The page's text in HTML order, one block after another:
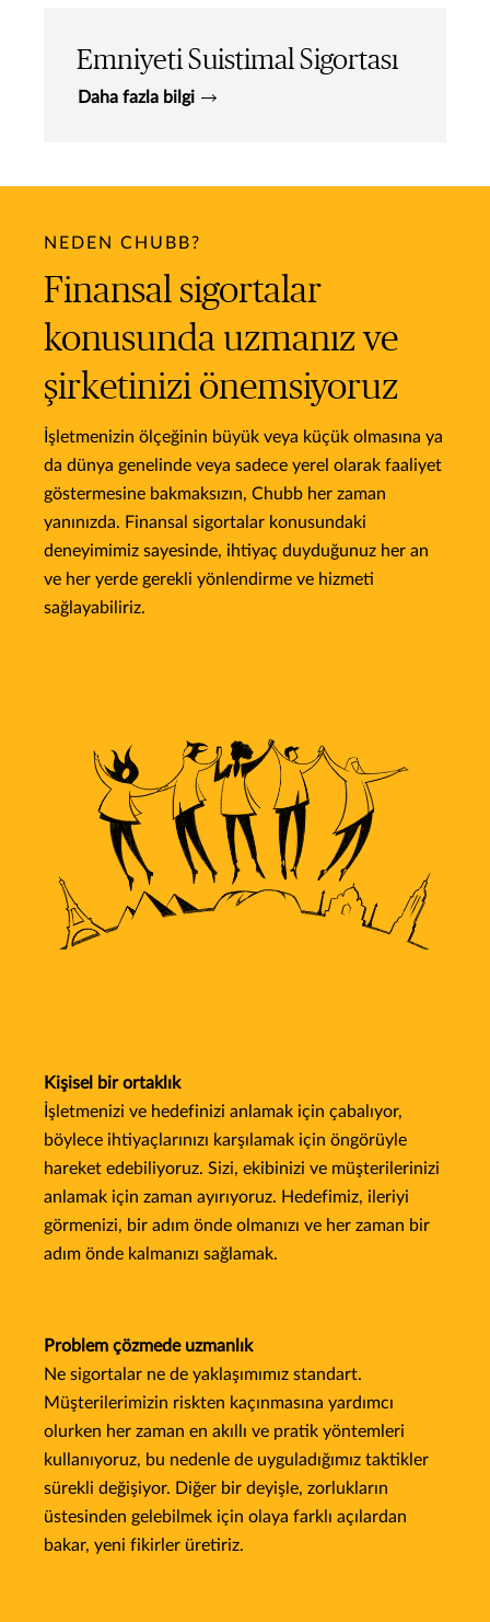
Emniyeti Suistimal Sigortası
Daha fazla bilgi
NEDEN CHUBB?
Finansal sigortalar
konusunda uzmanız ve
şirketinizi önemsiyoruz
İşletmenizin ölçeğinin büyük veya küçük olmasına ya
da dünya genelinde veya sadece yerel olarak faaliyet
göstermesine bakmaksızın, Chubb her zaman
yanınızda. Finansal sigortalar konusundaki
deneyimimiz sayesinde, ihtiyaç duyduğunuz her an
ve her yerde gerekli yönlendirme ve hizmeti
sağlayabiliriz.
Kişisel bir ortaklık
İşletmenizi ve hedefinizi anlamak için çabalıyor,
böylece ihtiyaçlarınızı karşılamak için öngörüyle
hareket edebiliyoruz. Sizi, ekibinizi ve müşterilerinizi
anlamak için zaman ayırıyoruz. Hedefimiz, ileriyi
görmenizi, bir adım önde olmanızı ve her zaman bir
adım önde kalmanızı sağlamak.
Problem çözmede uzmanlık
Ne sigortalar ne de yaklaşımımız standart.
Müşterilerimizin riskten kaçınmasına yardımcı
olurken her zaman en akıllı ve pratik yöntemleri
kullanıyoruz, bu nedenle de uyguladığımız taktikler
sürekli değişiyor. Diğer bir deyişle, zorlukların
üstesinden gelebilmek için olaya farklı açılardan
bakar, yeni fikirler üretiriz.